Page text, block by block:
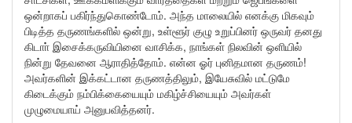
ஒன்றாகப் பகிர்ந்துகொண்டோம். அந்த மாலையில் எனக்கு மிகவும்
பிடித்த தருணங்களில் ஒன்று, உள்ளூர் குழு உறுப்பினர் ஒருவர் தனது
கிடாா் இசைக்கருவியினை வாசிக்க, நாங்கள் நிலவின் ஒளியில்
நின்று தேவனை ஆராதித்தோம். என்ன ஓர் புனிதமான தருணம்!
அவர்களின் இக்கட்டான தருணத்திலும், இயேசுவில் மட்டுமே
கிடைக்கும் நம்பிக்கையையும் மகிழ்ச்சியையும் அவர்கள்
முழுமையாய் அனுபவித்தனர்.